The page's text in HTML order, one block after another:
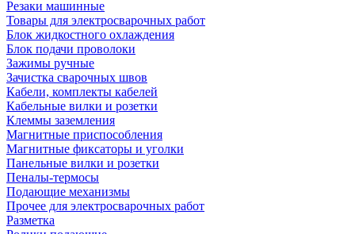
Резаки машинные
Товары для электросварочных работ
Блок жидкостного охлаждения
Блок подачи проволоки
Зажимы ручные
Зачистка сварочных швов
Кабели, комплекты кабелей
Кабельные вилки и розетки
Клеммы заземления
Магнитные приспособления
Магнитные фиксаторы и уголки
Панельные вилки и розетки
Пеналы-термосы
Подающие механизмы
Прочее для электросварочных работ
Разметка